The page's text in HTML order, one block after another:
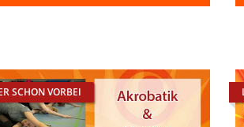
SCHON VORBEI